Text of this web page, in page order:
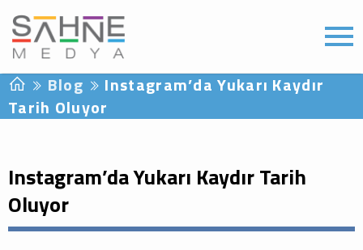
Blog
Instagram’da Yukarı Kaydır
Tarih Oluyor
Instagram’da Yukarı Kaydır Tarih
Oluyor